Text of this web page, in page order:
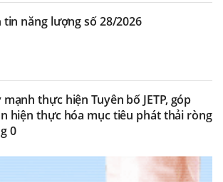
tin năng lượng số 28/2026
thực hiện Tuyên bố JETP, góp
hiện thực hóa mục tiêu phát thải ròng
0